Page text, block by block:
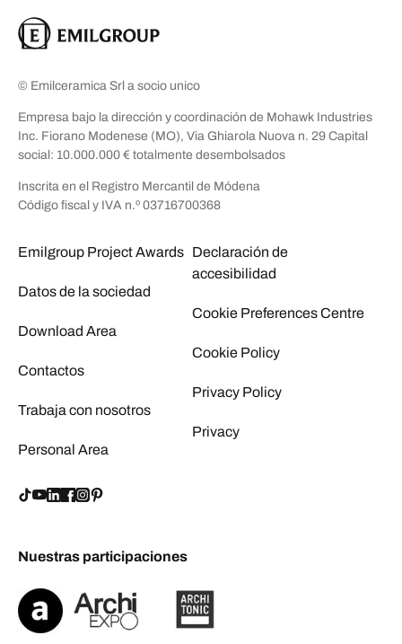
© Emilceramica Srl a socio unico
Empresa bajo la dirección y coordinación de Mohawk Industries
Inc. Fiorano Modenese (MO), Via Ghiarola Nuova n. 29 Capital
social: 10.000.000 € totalmente desembolsados
Inscrita en el Registro Mercantil de Módena
Código fiscal y IVA n.º 03716700368
Emilgroup Project Awards
Datos de la sociedad
Download Area
Contactos
Trabaja con nosotros
Personal Area
Declaración de
accesibilidad
Cookie Preferences Centre
Cookie Policy
Privacy Policy
Privacy
Nuestras participaciones